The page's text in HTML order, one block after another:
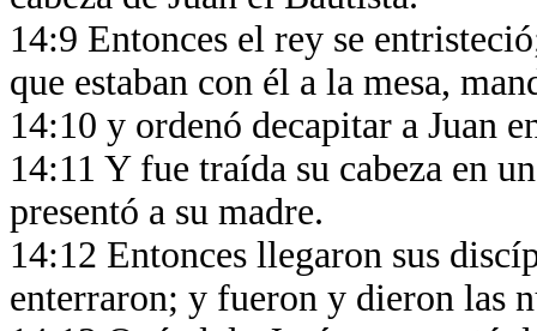
14:9 Entonces el rey se
que estaban con él a la mesa,
14:10 y ordenó decapitar a Juan
14:11 Y fue traída su cabeza en
presentó a su madre.
14:12 Entonces llegaron sus
enterraron; y fueron y dieron las